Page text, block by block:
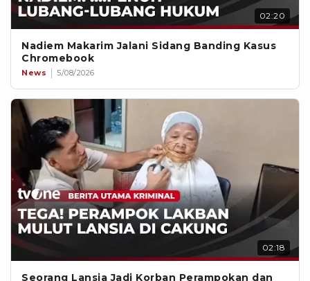
02:20
Nadiem Makarim Jalani Sidang Banding Kasus
Chromebook
News 5/08/2026
02:18
Seorang Lansia Jadi Korban Perampokan dan